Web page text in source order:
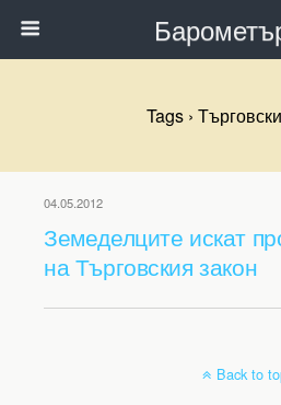
Tags ›
04.05.2012
Земеделците искат
на Търговския закон
Back to